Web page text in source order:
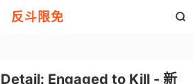
反斗限免 
Engaged to Kill - 新